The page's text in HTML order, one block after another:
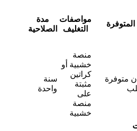
المتوفرة
مواصفات
التغليف
مدة
الصلاحية
متوفرة
منصة
خشبية أو
كراتين
مثبتة
على
منصة
خشبية
سنة
واحدة